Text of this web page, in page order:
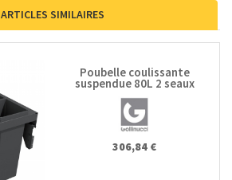
ARTICLES SIMILAIRES
Poubelle coulissante
suspendue 80L 2 seaux
306,84 €